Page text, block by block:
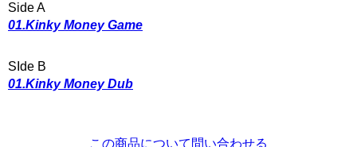
Side A
01.Kinky Money Game
SIde B
01.Kinky Money Dub
この商品について問い合わせる